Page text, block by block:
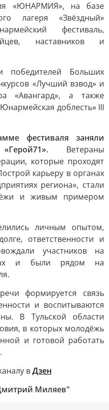
«ЮНАРМИЯ», на базе
лагеря «Звёздный»
фестиваль,
наставников и
победителей Больших
«Лучший взвод» и
«Авангард», а также
доблесть» III
фестиваля заняли
Ветераны
которые проходят
карьеру в органах
региона», стали
и живым примером
личным опытом,
ответственности и
участников на
и были рядом на
формируется связь
и воспитываются
В Тульской области
в которых молодёжь
и готовой работать
вДзен
Миляев"